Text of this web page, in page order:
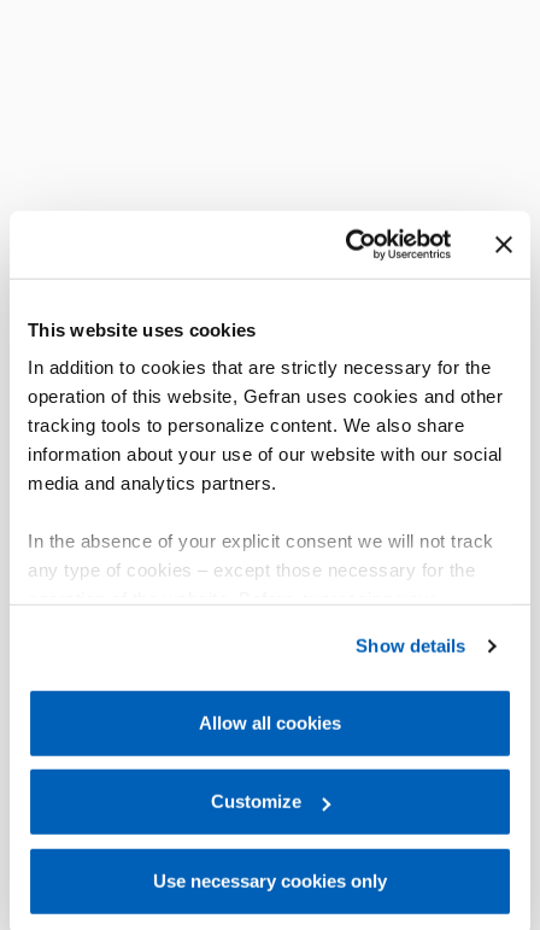
This website uses cookies
In addition to cookies that are strictly necessary for the
operation of this website, Gefran uses cookies and other
tracking tools to personalize content. We also share
information about your use of our website with our social
media and analytics partners.
In the absence of your explicit consent we will not track
any type of cookies – except those necessary for the
Gefran - Cookie
policy.
regarding processing of personal data, at the following
Gefran - Privacy Policy.
Show details
Allow all cookies
Customize
Use necessary cookies only